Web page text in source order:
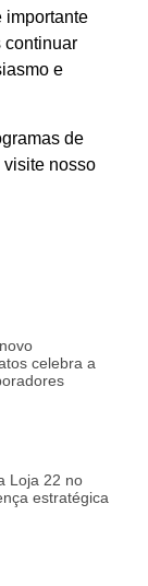
importante
continuar
e
de
visite nosso
celebra a
Loja 22 no
estratégica